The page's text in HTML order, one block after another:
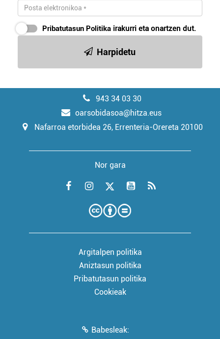
Pribatutasun Politika irakurri eta onartzen dut.
Harpidetu
943 34 03 30
oarsobidasoa@hitza.eus
Nafarroa etorbidea 26, Errenteria-Orereta 20100
Nor gara
Argitalpen politika
Aniztasun politika
Pribatutasun politika
Cookieak
Babesleak: